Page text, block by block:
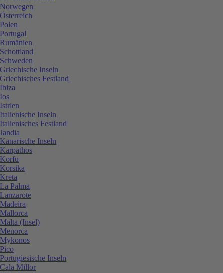
Norwegen
Österreich
Polen
Portugal
Rumänien
Schottland
Schweden
Griechische Inseln
Griechisches Festland
Ibiza
Ios
Istrien
Italienische Inseln
Italienisches Festland
Jandia
Kanarische Inseln
Karpathos
Korfu
Korsika
Kreta
La Palma
Lanzarote
Madeira
Mallorca
Malta (Insel)
Menorca
Mykonos
Pico
Portugiesische Inseln
Cala Millor